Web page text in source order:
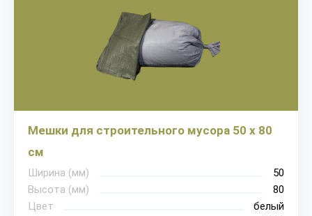
Мешки для строительного мусора 50 х 80
см
Ширина (мм)
50
Высота (мм)
80
Цвет
белый